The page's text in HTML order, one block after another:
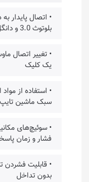
• اتصال پایدار
بلوتوث 3.0 و دانگل بی‌سیم 2.4GHz و کابل USB
• تغییر اتصال
یک کلیک
• استفاده از
سبک ماشین
فشار و زمان
• قابلیت فشردن
بدون تداخل